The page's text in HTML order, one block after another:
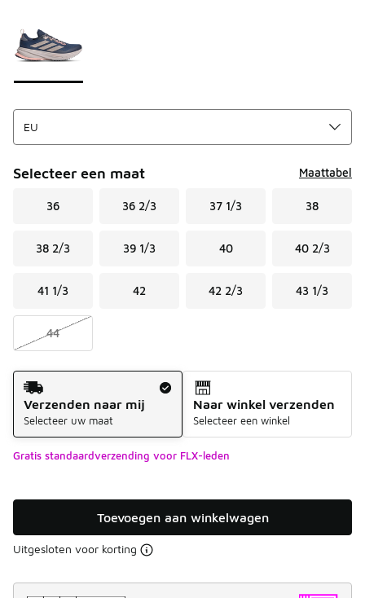
Selecteer een maat Maattabel
36 36 2/3 37 1/3 38
38 2/3 39 1/3 40 40 2/3
41 1/3 42 42 2/3 43 1/3
44
Verzendmethode
Verzenden naar mij
Selecteer uw maat
Naar winkel verzenden
Selecteer een winkel
Gratis standaardverzending voor FLX-leden
Toevoegen aan winkelwagen
Uitgesloten voor korting